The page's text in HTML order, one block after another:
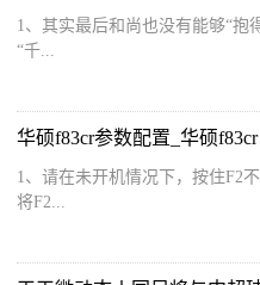
1、其实最后和尚也没有能够“抱
“千...
华硕f83cr参数配置_华硕f83cr
1、请在未开机情况下，按住F2
将F2...